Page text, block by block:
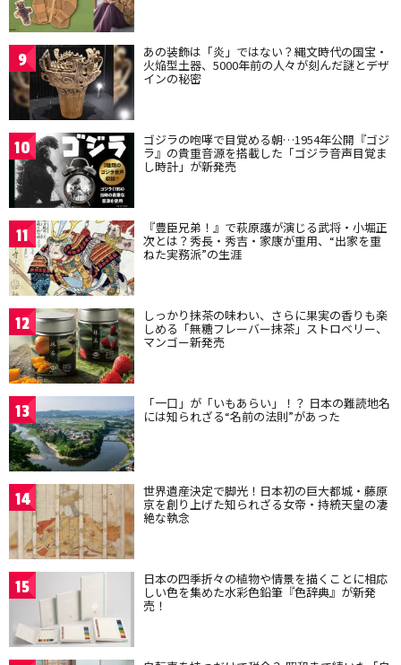
9 あの装飾は「炎」ではない？縄文時代の国宝・
火焔型土器、5000年前の人々が刻んだ謎とデザ
インの秘密
10 ゴジラの咆哮で目覚める朝…1954年公開『ゴジ
ラ』の貴重音源を搭載した「ゴジラ音声目覚ま
し時計」が新発売
11 『豊臣兄弟！』で萩原護が演じる武将・小堀正
次とは？秀長・秀吉・家康が重用、“出家を重
ねた実務派”の生涯
12 しっかり抹茶の味わい、さらに果実の香りも楽
しめる「無糖フレーバー抹茶」ストロベリー、
マンゴー新発売
13 「一口」が「いもあらい」！？ 日本の難読地名
には知られざる“名前の法則”があった
14 世界遺産決定で脚光！日本初の巨大都城・藤原
京を創り上げた知られざる女帝・持統天皇の凄
絶な執念
15 日本の四季折々の植物や情景を描くことに相応
しい色を集めた水彩色鉛筆『色辞典』が新発
売！